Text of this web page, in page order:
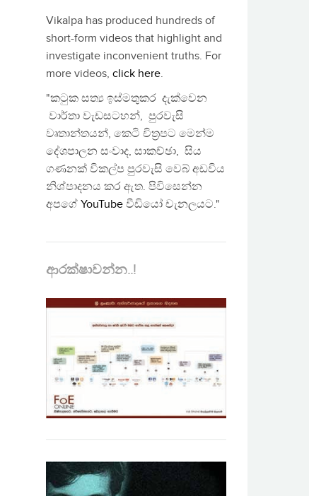
Vikalpa has produced hundreds of
short-form videos that highlight and
investigate inconvenient truths. For
more videos, click here.
"කටුක සත්‍ය ඉස්මතුකර දැක්වෙන
වාර්තා වැඩසටහන්, පුරවැසි
වෘතාන්තයන්, කෙටි චිත්‍රපට මෙන්ම
දේශපාලන සංවාද, සාකච්ඡා, සිය
ගණනක් විකල්ප පුරවැසි වෙබ් අඩවිය
නිශ්පාදනය කර ඇත. පිවිසෙන්න
අපගේ YouTube වීඩියෝ චැනලයට."
ආරක්ෂාවන්න..!